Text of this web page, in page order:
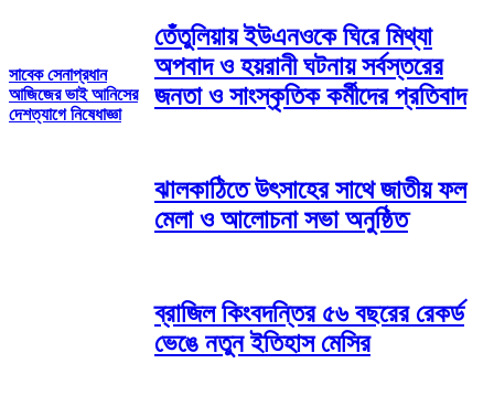
সাবেক সেনাপ্রধান
আজিজের ভাই আনিসের
দেশত্যাগে নিষেধাজ্ঞা
তেঁতুলিয়ায় ইউএনওকে ঘিরে মিথ্যা
অপবাদ ও হয়রানী ঘটনায় সর্বস্তরের
জনতা ও সাংস্কৃতিক কর্মীদের প্রতিবাদ
ঝালকাঠিতে উৎসাহের সাথে জাতীয় ফল
মেলা ও আলোচনা সভা অনুষ্ঠিত
ব্রাজিল কিংবদন্তির ৫৬ বছরের রেকর্ড
ভেঙে নতুন ইতিহাস মেসির